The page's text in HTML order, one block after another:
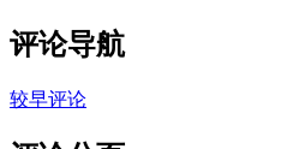
评论导航
较早评论